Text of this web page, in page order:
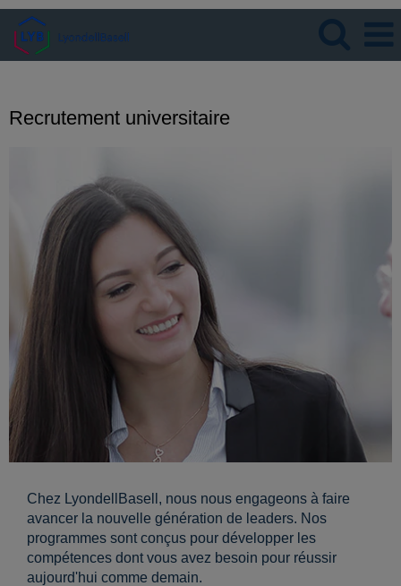
Recrutement universitaire
Chez LyondellBasell, nous nous engageons à faire
avancer la nouvelle génération de leaders. Nos
programmes sont conçus pour développer les
compétences dont vous avez besoin pour réussir
aujourd'hui comme demain.